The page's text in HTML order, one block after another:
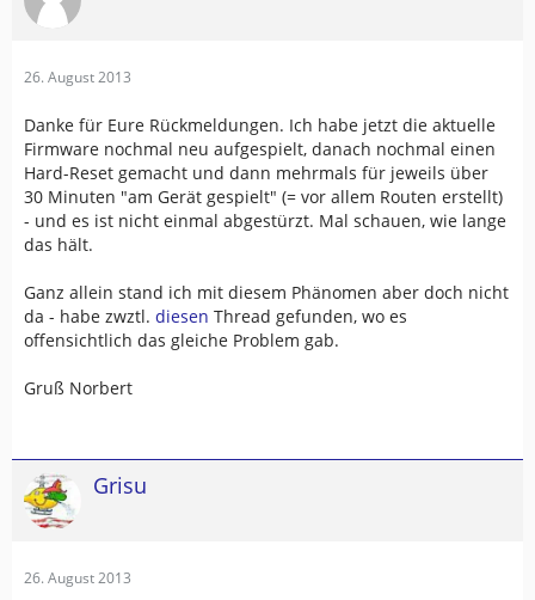
26. August 2013
Danke für Eure Rückmeldungen. Ich habe jetzt die aktuelle
Firmware nochmal neu aufgespielt, danach nochmal einen
Hard-Reset gemacht und dann mehrmals für jeweils über
30 Minuten "am Gerät gespielt" (= vor allem Routen erstellt)
- und es ist nicht einmal abgestürzt. Mal schauen, wie lange
das hält.
Ganz allein stand ich mit diesem Phänomen aber doch nicht
da - habe zwztl. diesen Thread gefunden, wo es
offensichtlich das gleiche Problem gab.
Gruß Norbert
Grisu
26. August 2013